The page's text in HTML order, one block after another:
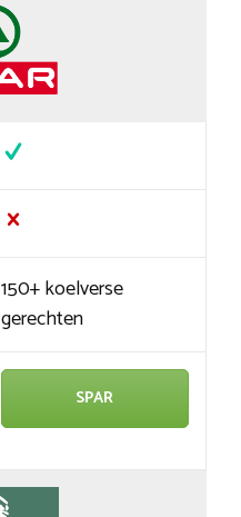
150+ koelverse
gerechten
SPAR